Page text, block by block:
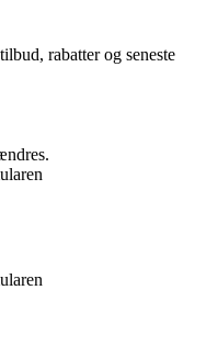
rabatter og seneste